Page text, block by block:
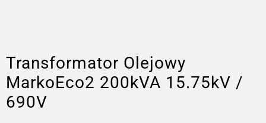
Transformator Olejowy
MarkoEco2 200kVA 15.75kV /
690V